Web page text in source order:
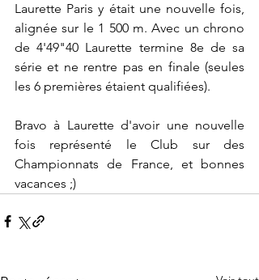
Laurette Paris y était une nouvelle fois,
alignée sur le 1 500 m. Avec un chrono
de 4'49"40 Laurette termine 8e de sa
série et ne rentre pas en finale (seules
les 6 premières étaient qualifiées).
Bravo à Laurette d'avoir une nouvelle
fois représenté le Club sur des
Championnats de France, et bonnes
vacances ;)